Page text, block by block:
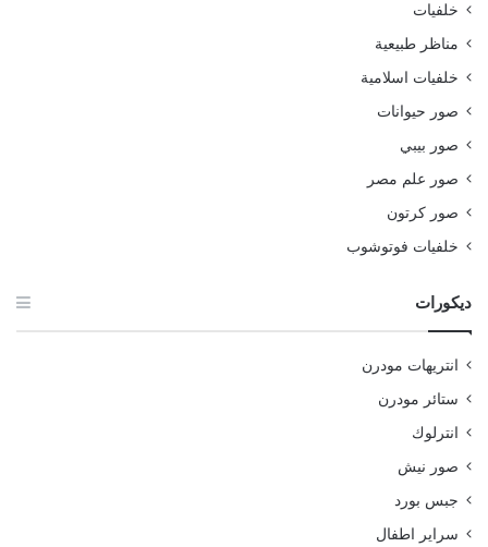
خلفيات
مناظر طبيعية
خلفيات اسلامية
صور حيوانات
صور بيبي
صور علم مصر
صور كرتون
خلفيات فوتوشوب
ديكورات
انتريهات مودرن
ستائر مودرن
انترلوك
صور نيش
جبس بورد
سراير اطفال